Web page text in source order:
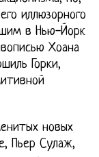
иллюзорного
в Нью-Йорк
Хоана
Горки,
новых
Пьер Сулаж,